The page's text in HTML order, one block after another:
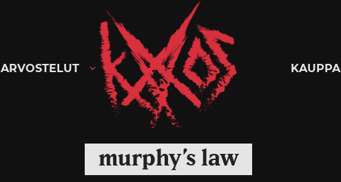
Kaaoszine
ARVOSTELUT KAUPPA
murphy’s law